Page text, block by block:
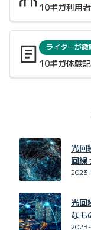
10ギガ利用
ライターが徹
10ギガ体験
光
回線
光回
なも